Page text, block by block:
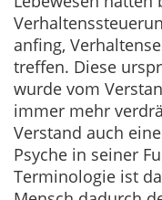
anfing,
treffen. Diese
wurde vom
immer mehr
Verstand auch
Psyche in seiner
Terminologie ist